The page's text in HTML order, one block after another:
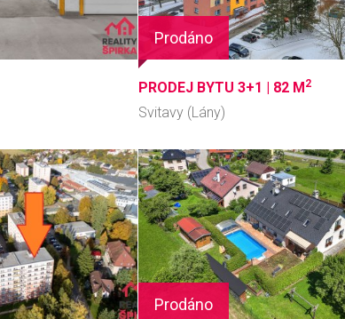
Prodáno
PRODEJ BYTU 3+1 | 82 M2
Svitavy (Lány)
Prodáno